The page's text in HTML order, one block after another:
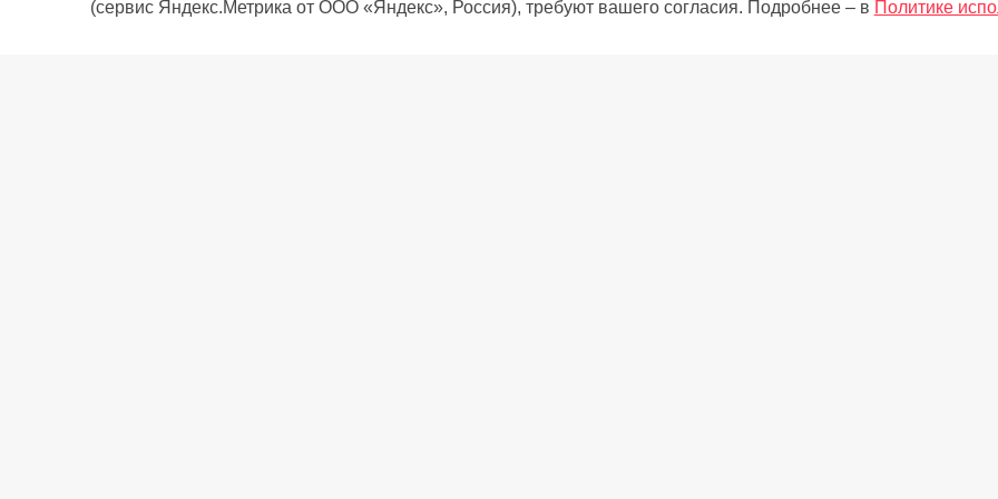
(сервис Яндекс.Метрика от ООО «Яндекс», Россия), требуют вашего согласия. Подробнее – в Политике